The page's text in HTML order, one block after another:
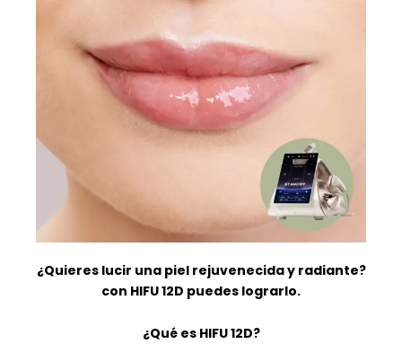
¿Quieres lucir una piel rejuvenecida y radiante?
con HIFU 12D puedes lograrlo.
¿Qué es HIFU 12D?